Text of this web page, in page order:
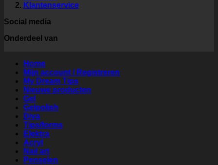
Klantenservice
Social media
Onderdeel van
Home
Mijn account / Registreren
My Dream Tips
Nieuwe producten
Gel
Gelpolish
Diva
Tips/forms
Elektra
Acryl
Nail art
Penselen